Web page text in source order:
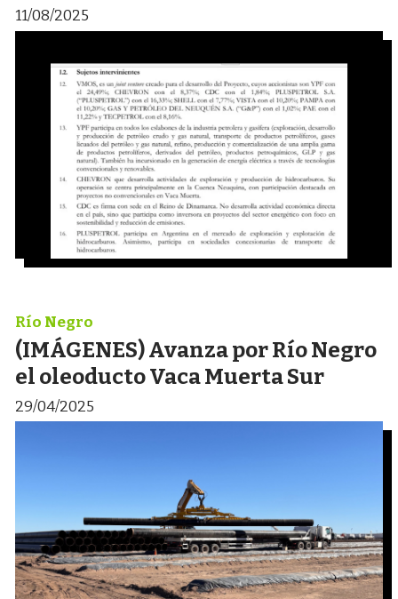
11/08/2025
(IMÁGENES) Avanza por Río Negro
el oleoducto Vaca Muerta Sur
Río Negro
29/04/2025